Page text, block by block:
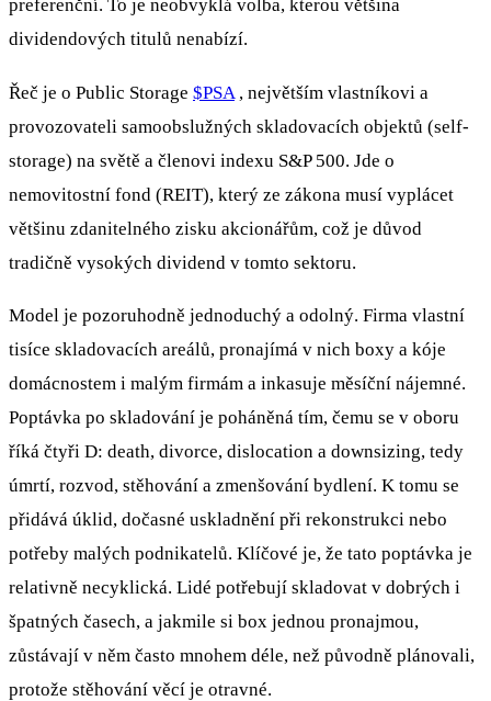
preferenční. To je neobvyklá volba, kterou většina
dividendových titulů nenabízí.
Řeč je o Public Storage $PSA , největším vlastníkovi a
provozovateli samoobslužných skladovacích objektů (self-
storage) na světě a členovi indexu S&P 500. Jde o
nemovitostní fond (REIT), který ze zákona musí vyplácet
většinu zdanitelného zisku akcionářům, což je důvod
tradičně vysokých dividend v tomto sektoru.
Model je pozoruhodně jednoduchý a odolný. Firma vlastní
tisíce skladovacích areálů, pronajímá v nich boxy a kóje
domácnostem i malým firmám a inkasuje měsíční nájemné.
Poptávka po skladování je poháněná tím, čemu se v oboru
říká čtyři D: death, divorce, dislocation a downsizing, tedy
úmrtí, rozvod, stěhování a zmenšování bydlení. K tomu se
přidává úklid, dočasné uskladnění při rekonstrukci nebo
potřeby malých podnikatelů. Klíčové je, že tato poptávka je
relativně necyklická. Lidé potřebují skladovat v dobrých i
špatných časech, a jakmile si box jednou pronajmou,
zůstávají v něm často mnohem déle, než původně plánovali,
protože stěhování věcí je otravné.